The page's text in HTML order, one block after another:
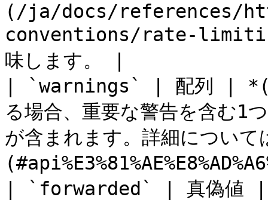
(/ja/docs/references/
conventions/rate-limiting)
味します。 |
| `warnings` | 配列 | *(省
る場合、重要な警告を含む
が含まれます。詳細につい
| `forwarded` | 真偽値 |